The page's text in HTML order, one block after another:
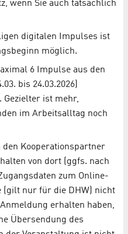
wenn Sie auch tatsächlich
digitalen Impulses ist
möglich.
6 Impulse aus den
bis 24.03.2026)
Gezielter ist mehr,
im Arbeitsalltag noch
den Kooperationspartner
von dort (ggfs. nach
zum Online-
(gilt nur für die DHW) nicht
erhalten haben,
Übersendung des